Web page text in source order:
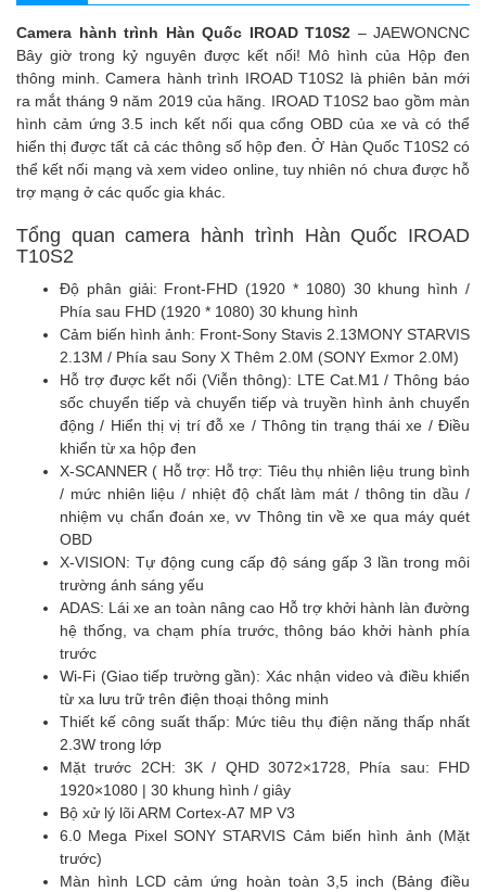
Camera hành trình Hàn Quốc IROAD T10S2 – JAEWONCNC
Bây giờ trong kỷ nguyên được kết nối! Mô hình của Hộp đen
thông minh. Camera hành trình IROAD T10S2 là phiên bản mới
ra mắt tháng 9 năm 2019 của hãng. IROAD T10S2 bao gồm màn
hình cảm ứng 3.5 inch kết nối qua cổng OBD của xe và có thể
hiển thị được tất cả các thông số hộp đen. Ở Hàn Quốc T10S2 có
thể kết nối mạng và xem video online, tuy nhiên nó chưa được hỗ
trợ mạng ở các quốc gia khác.
Tổng quan camera hành trình Hàn Quốc IROAD
T10S2
Độ phân giải: Front-FHD (1920 * 1080) 30 khung hình /
Phía sau FHD (1920 * 1080) 30 khung hình
Cảm biến hình ảnh: Front-Sony Stavis 2.13MONY STARVIS
2.13M / Phía sau Sony X Thêm 2.0M (SONY Exmor 2.0M)
Hỗ trợ được kết nối (Viễn thông): LTE Cat.M1 / Thông báo
sốc chuyển tiếp và chuyển tiếp và truyền hình ảnh chuyển
động / Hiển thị vị trí đỗ xe / Thông tin trạng thái xe / Điều
khiển từ xa hộp đen
X-SCANNER ( Hỗ trợ: Hỗ trợ: Tiêu thụ nhiên liệu trung bình
/ mức nhiên liệu / nhiệt độ chất làm mát / thông tin dầu /
nhiệm vụ chẩn đoán xe, vv Thông tin về xe qua máy quét
OBD
X-VISION: Tự động cung cấp độ sáng gấp 3 lần trong môi
trường ánh sáng yếu
ADAS: Lái xe an toàn nâng cao Hỗ trợ khởi hành làn đường
hệ thống, va chạm phía trước, thông báo khởi hành phía
trước
Wi-Fi (Giao tiếp trường gần): Xác nhận video và điều khiển
từ xa lưu trữ trên điện thoại thông minh
Thiết kế công suất thấp: Mức tiêu thụ điện năng thấp nhất
2.3W trong lớp
Mặt trước 2CH: 3K / QHD 3072×1728, Phía sau: FHD
1920×1080 | 30 khung hình / giây
Bộ xử lý lõi ARM Cortex-A7 MP V3
6.0 Mega Pixel SONY STARVIS Cảm biến hình ảnh (Mặt
trước)
Màn hình LCD cảm ứng hoàn toàn 3,5 inch (Bảng điều